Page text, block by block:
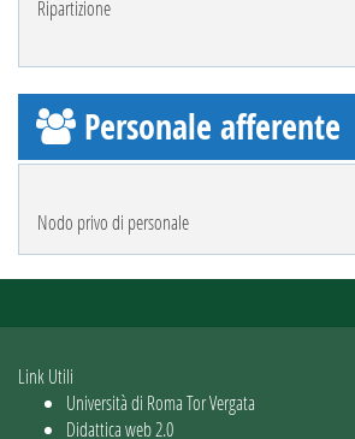
Ripartizione
Personale afferente
Nodo privo di personale
Link Utili
Università di Roma Tor Vergata
Didattica web 2.0